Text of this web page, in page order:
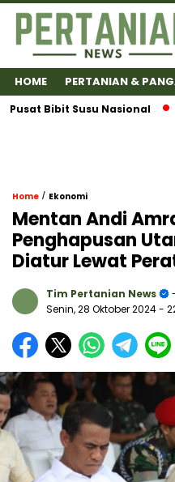
HOME PERTANIAN &
Bibit Susu Nasional
Home / Ekonomi
Mentan Andi
Penghapusan
Diatur Lewat
Tim Pertanian News
Senin, 28 Oktober 2024-